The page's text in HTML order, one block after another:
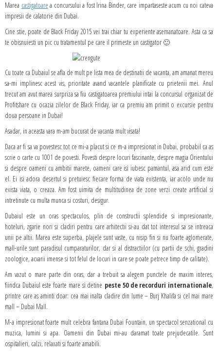
Marea castigatoare a concursului a fost Irina Binder, care impartaseste acum cu noi cateva
impresii de calatorie din Dubai.
Cine stie, poate de Black Friday 2015 vei trai chiar tu experiente asemanatoare. Asta ca sa
te obisnuiesti un pic cu tratamentul pe care il primeste un castigator 🙂
Cu toate ca Dubaiul se afla de mult pe lista mea de destinatii de vacanta, am amanat mereu
sa-mi implinesc acest vis, prioritate avand vacantele planificate cu prietenii mei. Anul
trecut am avut marea surpriza sa fiu castigatoarea premiului intai la concursul organizat de
Profitshare cu ocazia zilelor de Black Friday, iar ca premiu am primit o excursie pentru
doua persoane in Dubai!
Asadar, in aceasta vara m-am bucurat de vacanta mult visata!
Daca ar fi sa va povestesc tot ce mi-a placut si ce m-a impresionat in Dubai, probabil ca as
scrie o carte cu 1001 de povesti. Povesti despre locuri fascinante, despre magia Orientului
si despre oameni cu ambitii marete, oameni care isi iubesc pamantul, asa arid cum este
el. Ei isi adora desertul si pretuiesc fiecare forma de viata existenta, iar acolo unde nu
exista viata, o creaza. Am fost uimita de multitudinea de zone verzi create artificial si
intretinute cu multa munca si costuri, desigur.
Dubaiul este un oras spectaculos, plin de constructii splendide si impresionante,
hoteluri, zgarie nori si cladiri pentru care arhitectii si-au dat tot interesul sa se intreaca
unii pe altii. Marea este superba, plajele sunt vaste, cu nisip fin si nu foarte aglomerate,
mall-urile sunt paradisul cumparaturilor, dar si al distractiilor (cu partii de schi, gradini
zoologice, acvarii imense si tot felul de locuri in care se poate petrece timp de calitate).
Am vazut o mare parte din oras, dar a trebuit sa alegem punctele de maxim interes,
fiindca Dubaiul este foarte mare si detine peste 50 de recorduri internationale,
printre care as aminti doar: cea mai inalta cladire din lume – Burj Khalifa si cel mai mare
mall – Dubai Mall.
M-a impresionat foarte mult celebra fantana Dubai Fountain, un spectacol senzational cu
muzica, lumini si apa. Oamenii din Dubai mi-au daramat toate prejudecatile. Sunt
ospitalieri, calzi, relaxati si foarte amabili.